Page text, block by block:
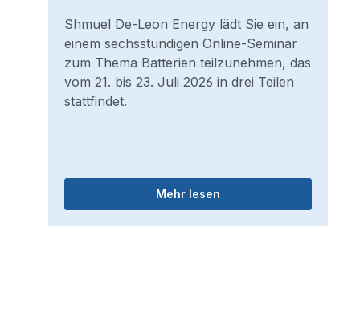
Shmuel De-Leon Energy lädt Sie ein, an
einem sechsstündigen Online-Seminar
zum Thema Batterien teilzunehmen, das
vom 21. bis 23. Juli 2026 in drei Teilen
stattfindet.
Mehr lesen